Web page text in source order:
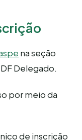
na seção
Delegado.
por meio da
de inscrição